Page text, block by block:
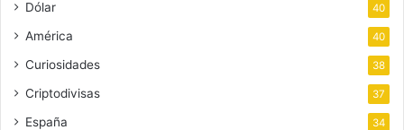
Dólar 40
América 40
Curiosidades 38
Criptodivisas 37
España 34